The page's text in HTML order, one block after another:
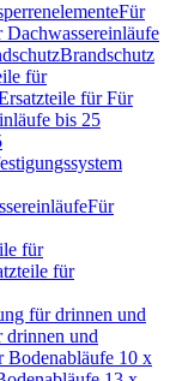
Für
Brandschutz
für
für Für
bis 25
Für
für
für
für drinnen und
drinnen und
Bodenabläufe 10 x